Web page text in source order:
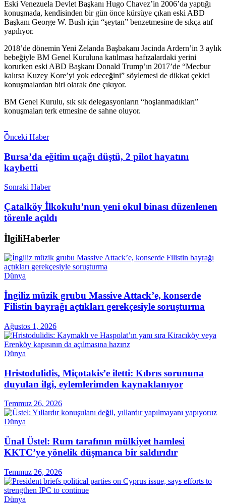
Eski Venezuela Devlet Başkanı Hugo Chavez’in 2006’da yaptığı
konuşmada, kendisinden bir gün önce kürsüye çıkan eski ABD
Başkanı George W. Bush için “şeytan” benzetmesine de sıkça atıf
yapılıyor.
2018’de dönemin Yeni Zelanda Başbakanı Jacinda Ardern’in 3 aylık
bebeğiyle BM Genel Kuruluna katılması hafızalardaki yerini
korurken eski ABD Başkanı Donald Trump’ın 2017’de “Mecbur
kalırsa Kuzey Kore’yi yok edeceğini” söylemesi de dikkat çekici
konuşmalardan biri olarak öne çıkıyor.
BM Genel Kurulu, sık sık delegasyonların “hoşlanmadıkları”
konuşmaları terk etmesine de sahne oluyor.
Önceki Haber
Bursa’da eğitim uçağı düştü, 2 pilot hayatını
kaybetti
Sonraki Haber
Çatalköy İlkokulu’nun yeni okul binası düzenlenen
törenle açıldı
İlgiliHaberler
Dünya
İngiliz müzik grubu Massive Attack’e, konserde
Filistin bayrağı açtıkları gerekçesiyle soruşturma
Ağustos 1, 2026
Dünya
Hristodulidis, Miçotakis’e iletti: Kıbrıs sorununa
duyulan ilgi, eylemlerimden kaynaklanıyor
Temmuz 26, 2026
Dünya
Ünal Üstel: Rum tarafının mülkiyet hamlesi
KKTC’ye yönelik düşmanca bir saldırıdır
Temmuz 26, 2026
Dünya